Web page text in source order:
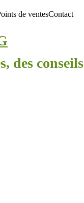
de ventesContact
des conseils